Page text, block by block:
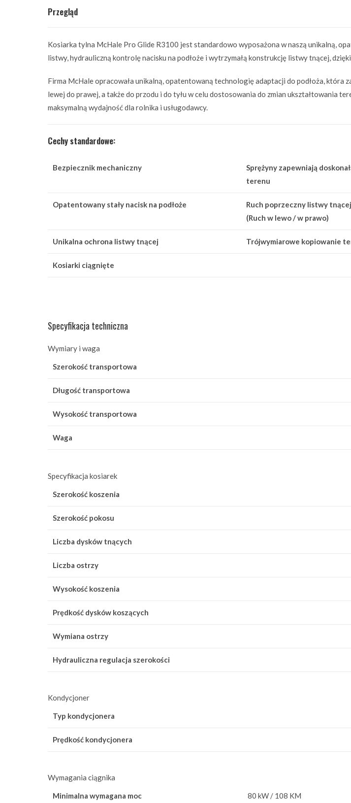
Przegląd
Kosiarka tylna McHale Pro Glide R3100 jest standardowo wyposażona w naszą unikalną,
listwy, hydrauliczną kontrolę nacisku na podłoże i wytrzymałą konstrukcję listwy tnącej,
Firma McHale opracowała unikalną, opatentowaną technologię adaptacji do podłoża, która
lewej do prawej, a także do przodu i do tyłu w celu dostosowania do zmian ukształtowania
maksymalną wydajność dla rolnika i usługodawcy.
Cechy standardowe:
Bezpiecznik mechaniczny
Sprężyny zapewniają
terenu
Opatentowany stały nacisk na podłoże
Ruch poprzeczny listwy tnącej
(Ruch w lewo / w prawo)
Unikalna ochrona listwy tnącej Trójwymiarowe kopiowanie
Kosiarki ciągnięte
Specyfikacja techniczna
Wymiary i waga
Szerokość transportowa
Długość transportowa
Wysokość transportowa
Waga
Specyfikacja kosiarek
Szerokość koszenia
Szerokość pokosu
Liczba dysków tnących
Liczba ostrzy
Wysokość koszenia
Prędkość dysków koszących
Wymiana ostrzy
Hydrauliczna regulacja szerokości
Kondycjoner
Typ kondycjonera
Prędkość kondycjonera
Wymagania ciągnika
Minimalna wymagana moc 80 kW / 108 KM